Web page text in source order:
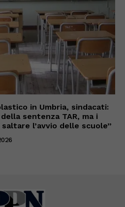
in Umbria, sindacati:
sentenza TAR, ma i
l’avvio delle scuole”